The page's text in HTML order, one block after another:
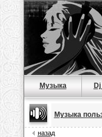
Музыка
Музыка
назад